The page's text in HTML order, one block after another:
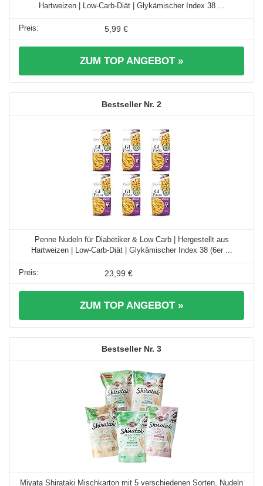
Hartweizen | Low-Carb-Diät | Glykämischer Index 38 ...
5,99 €
ZUM TOP ANGEBOT »
2
Penne Nudeln für Diabetiker & Low Carb | Hergestellt aus
Hartweizen | Low-Carb-Diät | Glykämischer Index 38 (6er ...
23,99 €
ZUM TOP ANGEBOT »
3
Miyata Shirataki Mischkarton mit 5 verschiedenen Sorten, Nudeln